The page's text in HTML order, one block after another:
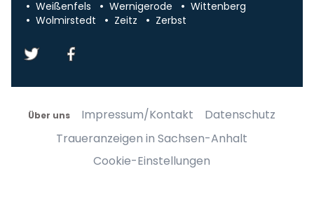
Weißenfels
Wernigerode
Wittenberg
Wolmirstedt
Zeitz Zerbst
Über uns Impressum/Kontakt
Datenschutz
Traueranzeigen in Sachsen-Anhalt
Cookie-Einstellungen